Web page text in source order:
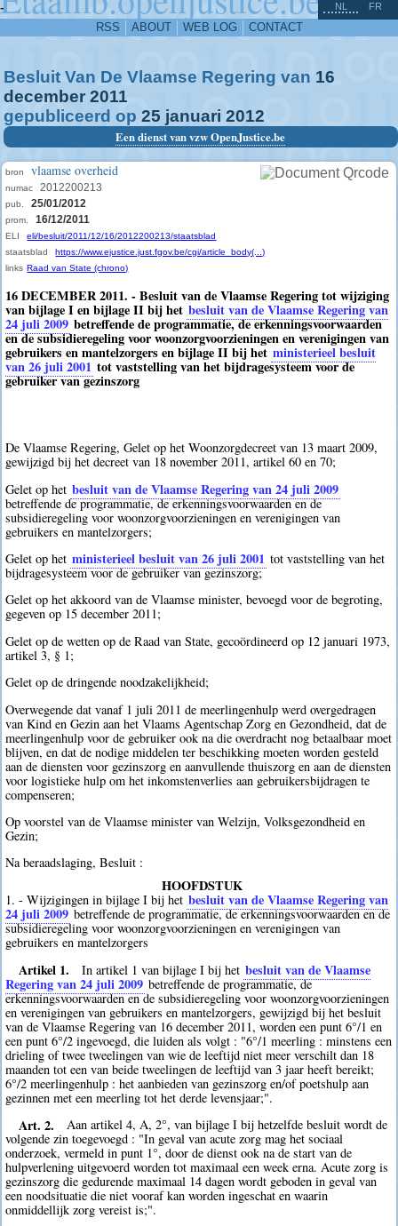
-
RSS ABOUT WEB LOG CONTACT
NL FR
Besluit Van De Vlaamse Regering van 16
december 2011
gepubliceerd op 25 januari 2012
Een dienst van vzw OpenJustice.be
bron vlaamse overheid
numac 2012200213
pub. 25/01/2012
prom. 16/12/2011
ELI
eli/besluit/2011/12/16/2012200213/staatsblad
staatsblad
https://www.ejustice.just.fgov.be/cgi/article_body(...)
links Raad van State (chrono)
16 DECEMBER 2011. - Besluit van de Vlaamse Regering tot wijziging
van bijlage I en bijlage II bij het besluit van de Vlaamse Regering van
24 juli 2009 betreffende de programmatie, de erkenningsvoorwaarden
en de subsidieregeling voor woonzorgvoorzieningen en verenigingen van
gebruikers en mantelzorgers en bijlage II bij het ministerieel besluit
van 26 juli 2001 tot vaststelling van het bijdragesysteem voor de
gebruiker van gezinszorg
De Vlaamse Regering, Gelet op het Woonzorgdecreet van 13 maart 2009,
gewijzigd bij het decreet van 18 november 2011, artikel 60 en 70;
Gelet op het besluit van de Vlaamse Regering van 24 juli 2009
betreffende de programmatie, de erkenningsvoorwaarden en de
subsidieregeling voor woonzorgvoorzieningen en verenigingen van
gebruikers en mantelzorgers;
Gelet op het ministerieel besluit van 26 juli 2001 tot vaststelling van het
bijdragesysteem voor de gebruiker van gezinszorg;
Gelet op het akkoord van de Vlaamse minister, bevoegd voor de begroting,
gegeven op 15 december 2011;
Gelet op de wetten op de Raad van State, gecoördineerd op 12 januari 1973,
artikel 3, § 1;
Gelet op de dringende noodzakelijkheid;
Overwegende dat vanaf 1 juli 2011 de meerlingenhulp werd overgedragen
van Kind en Gezin aan het Vlaams Agentschap Zorg en Gezondheid, dat de
meerlingenhulp voor de gebruiker ook na die overdracht nog betaalbaar moet
blijven, en dat de nodige middelen ter beschikking moeten worden gesteld
aan de diensten voor gezinszorg en aanvullende thuiszorg en aan de diensten
voor logistieke hulp om het inkomstenverlies aan gebruikersbijdragen te
compenseren;
Op voorstel van de Vlaamse minister van Welzijn, Volksgezondheid en
Gezin;
Na beraadslaging, Besluit :
HOOFDSTUK
1. - Wijzigingen in bijlage I bij het besluit van de Vlaamse Regering van
24 juli 2009 betreffende de programmatie, de erkenningsvoorwaarden en de
subsidieregeling voor woonzorgvoorzieningen en verenigingen van
gebruikers en mantelzorgers
Artikel 1. In artikel 1 van bijlage I bij het besluit van de Vlaamse
Regering van 24 juli 2009 betreffende de programmatie, de
erkenningsvoorwaarden en de subsidieregeling voor woonzorgvoorzieningen
en verenigingen van gebruikers en mantelzorgers, gewijzigd bij het besluit
van de Vlaamse Regering van 16 december 2011, worden een punt 6°/1 en
een punt 6°/2 ingevoegd, die luiden als volgt : "6°/1 meerling : minstens een
drieling of twee tweelingen van wie de leeftijd niet meer verschilt dan 18
maanden tot een van beide tweelingen de leeftijd van 3 jaar heeft bereikt;
6°/2 meerlingenhulp : het aanbieden van gezinszorg en/of poetshulp aan
gezinnen met een meerling tot het derde levensjaar;".
Art. 2.
Aan artikel 4, A, 2°, van bijlage I bij hetzelfde besluit wordt de
volgende zin toegevoegd : "In geval van acute zorg mag het sociaal
onderzoek, vermeld in punt 1°, door de dienst ook na de start van de
hulpverlening uitgevoerd worden tot maximaal een week erna. Acute zorg is
gezinszorg die gedurende maximaal 14 dagen wordt geboden in geval van
een noodsituatie die niet vooraf kan worden ingeschat en waarin
onmiddellijk zorg vereist is;".
^